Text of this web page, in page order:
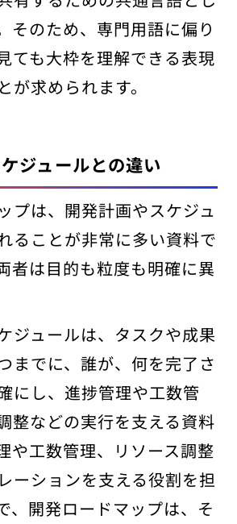
そのため、専門用語に偏り
ても大枠を理解できる表現
が求められます。
ジュールとの違い
プは、開発計画やスケジュ
ることが非常に多い資料で
者は目的も粒度も明確に異
ジュールは、タスクや成果
までに、誰が、何を完了さ
にし、進捗管理や工数管
整などの実行を支える資料
や工数管理、リソース調整
ーションを支える役割を担
、開発ロードマップは、そ